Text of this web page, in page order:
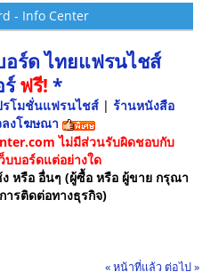
- Info Center
ร์ด ไทยแฟรนไชส์
ร์ฟรี! *
รโมชั่นแฟรนไชส์ | ร้านหนังสือ
ลงโฆษณา
ไม่มีส่วนรับผิดชอบกับ
บบอร์ดแต่อย่างใด
หรือ อื่นๆ (ผู้ซื้อ หรือ ผู้ขาย กรุณา
รติดต่อทางธุรกิจ)
« หน้าที่แล้ว ต่อไป »